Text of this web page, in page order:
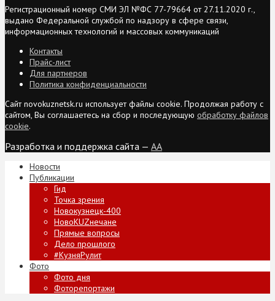
Регистрационный номер СМИ ЭЛ №ФС 77-79664 от 27.11.2020 г.,
выдано Федеральной службой по надзору в сфере связи,
информационных технологий и массовых коммуникаций
Контакты
Прайс-лист
Для партнеров
Политика конфиденциальности
Сайт novokuznetsk.ru использует файлы cookie. Продолжая работу с
сайтом, Вы соглашаетесь на сбор и последующую обработку файлов
cookie.
Разработка и поддержка сайта — AA
Новости
Публикации
Гид
Точка зрения
Новокузнецк-400
НовоKUZнечане
Прямые вопросы
Дело прошлого
#КузняРулит
Фото
Фото дня
Фоторепортажи